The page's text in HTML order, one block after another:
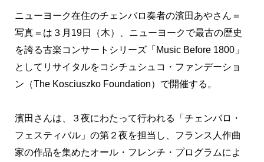
ニューヨーク在住のチェンバロ奏者の濱田あやさん＝
写真＝は３月19日（木）、ニューヨークで最古の歴史
を誇る古楽コンサートシリーズ「Music Before 1800」
としてリサイタルをコシチュシュコ・ファンデーショ
ン（The Kosciuszko Foundation）で開催する。
濱田さんは、３夜にわたって行われる「チェンバロ・
フェスティバル」の第２夜を担当し、フランス人作曲
家の作品を集めたオール・フレンチ・プログラムによ